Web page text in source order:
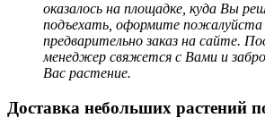
оказалось на площадке, куда Вы
подъехать, оформите пожалуйста
предварительно заказ на сайте.
менеджер свяжется с Вами и
Вас растение.
Доставка небольших растений